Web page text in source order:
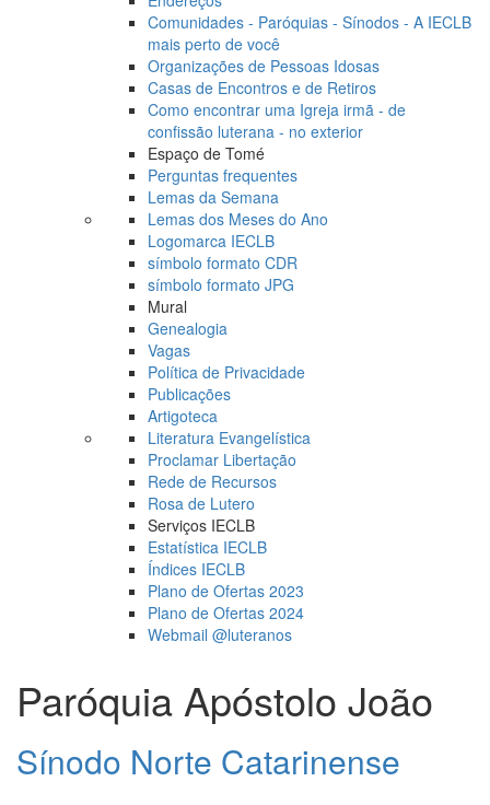
Comunidades - Paróquias - Sínodos - A IECLB
mais perto de você
Organizações de Pessoas Idosas
Casas de Encontros e de Retiros
Como encontrar uma Igreja irmã - de
confissão luterana - no exterior
Espaço de Tomé
Perguntas frequentes
Lemas da Semana
Lemas dos Meses do Ano
Logomarca IECLB
símbolo formato CDR
símbolo formato JPG
Mural
Genealogia
Vagas
Política de Privacidade
Publicações
Artigoteca
Literatura Evangelística
Proclamar Libertação
Rede de Recursos
Rosa de Lutero
Serviços IECLB
Estatística IECLB
Índices IECLB
Plano de Ofertas 2023
Plano de Ofertas 2024
Webmail @luteranos
Paróquia Apóstolo João
Sínodo Norte Catarinense